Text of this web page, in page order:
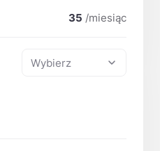
35 /miesiąc
Wybierz